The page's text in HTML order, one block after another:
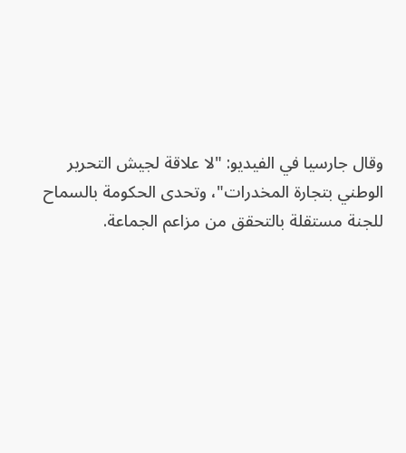
وقال جارسيا في الفيديو: "لا علاقة لجيش التحرير
الوطني بتجارة المخدرات"، وتحدى الحكومة بالسماح
للجنة مستقلة بالتحقق من مزاعم الجماعة.